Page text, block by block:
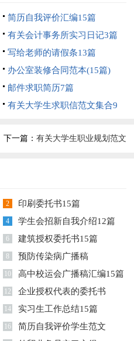
简历自我评价汇编15篇
有关会计事务所实习日记3篇
写给老师的请假条13篇
办公室装修合同范本(15篇)
邮件求职简历7篇
有关大学生求职信范文集合9
下一篇： 有关大学生职业规划范文
2 印刷委托书15篇
4 学生会招新自我介绍12篇
6 建筑授权委托书15篇
8 预防传染病广播稿
10 高中校运会广播稿汇编15篇
12 企业授权代表的委托书
14 实习生工作总结15篇
16 简历自我评价学生范文